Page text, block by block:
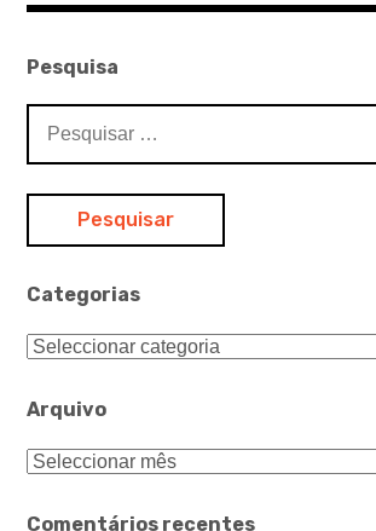
Pesquisa
por:
Categorias
Categorias
Arquivo
Arquivo
Comentários recentes